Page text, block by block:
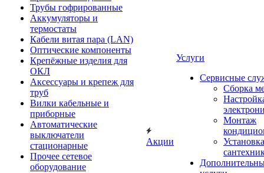
Трубы гофрированные
Аккумуляторы и
термостаты
Кабели витая пара (LAN)
Оптические компоненты
Крепёжные изделия для
ОКЛ
Аксессуары и крепеж для
труб
Вилки кабельные и
приборные
Автоматические
выключатели
стационарные
Прочее сетевое
оборудование
Акции
Услуги
Сервисные
Сборка
Монтаж
Установка